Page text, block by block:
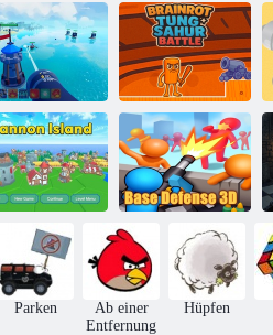
Kanonenkampf
Brainrot Tung
Sahur Schlacht
Kanoneninsel
Basisverteidigung
3D
Parken
Ab einer
Entfernung
Hüpfen